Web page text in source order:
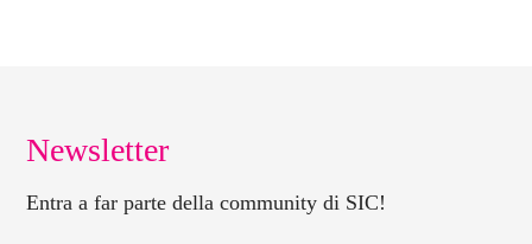
Newsletter
Entra a far parte della community di SIC!